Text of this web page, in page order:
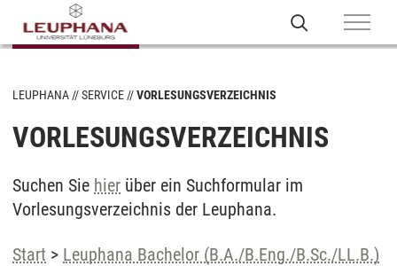
LEUPHANA SERVICE VORLESUNGSVERZEICHNIS
VORLESUNGSVERZEICHNIS
Suchen Sie hier über ein Suchformular im
Vorlesungsverzeichnis der Leuphana.
Start > Leuphana Bachelor (B.A./B.Eng./B.Sc./LL.B.)